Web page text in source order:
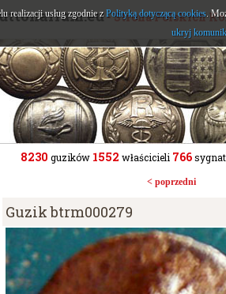
- Strona Polskich
8230 guzików 1552 właścicieli 766
< poprzedni
Guzik btrm000279
realizacji usług zgodnie z Polityką dotyczącą cookies.
ukryj